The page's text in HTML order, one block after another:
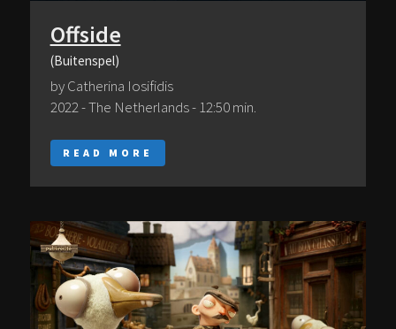
Offside
(Buitenspel)
by Catherina Iosifidis
2022 - The Netherlands - 12:50 min.
READ MORE